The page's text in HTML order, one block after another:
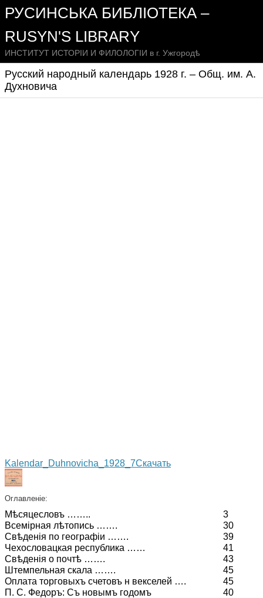
РУСИНСЬКА БИБЛІОТЕКА –
RUSYN'S LIBRARY
ИНСТИТУТ ИСТОРІИ И ФИЛОЛОГІИ в г. Ужгородѣ
Русский народный календарь 1928 г. – Общ. им. А.
Духновича
Kalendar_Duhnovicha_1928_7Скачать
Оглавленіе:
Мѣсяцесловъ ……..
3
Всемірная лѣтопись …….
30
Свѣденія по географіи …….
39
Чехословацкая республика ……
41
Свѣденія о почтѣ …….
43
Штемпельная скала …….
45
Оплата торговыхъ счетовъ н векселей ….
45
П. С. Федоръ: Съ новымъ годомъ
40